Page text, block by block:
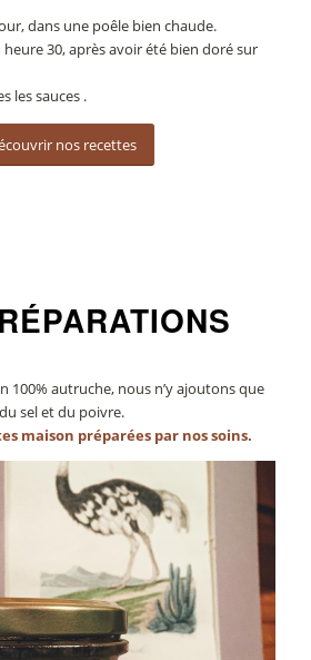
dans une poêle bien chaude.
30, après avoir été bien doré sur
les sauces .
nos recettes
100% autruche, nous n’y ajoutons que
du sel et du poivre.
maison préparées par nos soins.